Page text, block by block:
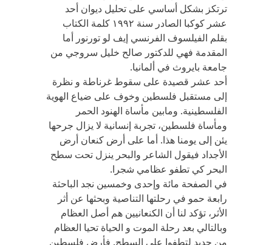
ترتكز بشكل أساسي على تحليل ديوان أحد
عشر كوكبا الصادر سنة ١٩٩٢ كلمة الكتاب
بقلم الفيلسوف الفرنسي إيف لو تورنور أما
المقدمة فهي للدكتور صالح خليل سروجي من
جامعة بايروث في ألمانيا.
أحد عشر قصيدة على سقوط غرناطة و نظرة
إلى مستقبل فلسطين وخوف على ضياع الهوية
الفلسطينية. ومابين مأساة الهنود الحمر
ومأساة فلسطين، تجربة إنسانية لا يزال جرحها
يئن إلى يومنا هذا. أما على أرض كنعان أرض
الأجداد فيقول الشاعر والبحر ينزل تحت سطح
البحر كي تطفو عظامي شجرا.
في الصفحة مائة وإحدى وخمسين نجد الباحثة
رابعة حمو في رحلتها التناصية وبحثها عن أثر
الأثر، تؤكد لنا أن الكنعانيين هم أصل العظام
وبالتالي بعد رحلة الموت و الحياة تحيا العظام
من جديد لتطفوا على السطح. فأرض فلسطين